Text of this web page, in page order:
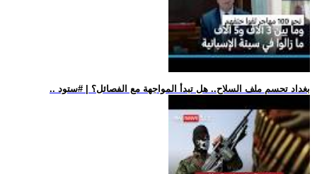
.. بغداد تحسم ملف السلاح.. هل تبدأ المواجهة مع الفصائل؟ | #ستود